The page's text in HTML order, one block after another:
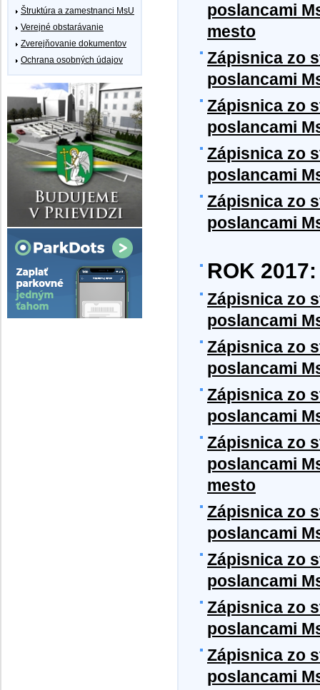
poslancami
mesto
Zápisnica zo
poslancami
Zápisnica zo
poslancami
Zápisnica zo
poslancami
Zápisnica zo
poslancami
ROK 2017:
Zápisnica zo
poslancami
Zápisnica zo
poslancami
Zápisnica zo
poslancami
Zápisnica zo
poslancami
mesto
Zápisnica zo
poslancami
Zápisnica zo
poslancami
Zápisnica zo
poslancami
Zápisnica zo
poslancami
Štruktúra a zamestnanci MsU
Verejné obstarávanie
Zverejňovanie dokumentov
Ochrana osobných údajov